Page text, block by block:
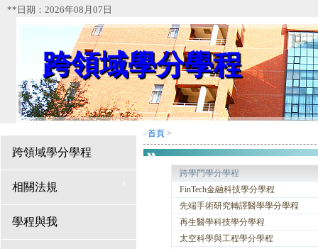
**日期：2026年08月07日
跨領域學分學程
跨領域學分學程
相關法規
學程與我
:::首頁 >
跨學門學分學程
FinTech金融科技學分學程
先端手術研究轉譯醫學學分學程
再生醫學科技學分學程
太空科學與工程學分學程